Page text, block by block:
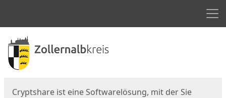
Start
Cryptshare ist eine Softwarelösung, mit der Sie